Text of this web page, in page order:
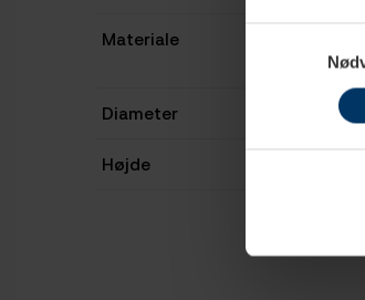
Materiale
Diameter
Højde